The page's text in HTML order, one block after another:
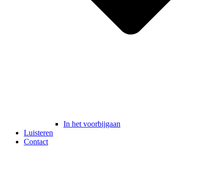
In het voorbijgaan
Luisteren
Contact